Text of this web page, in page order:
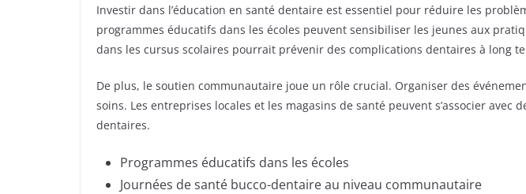
Investir dans l’éducation en santé dentaire est essentiel pour réduire les
programmes éducatifs dans les écoles peuvent sensibiliser les jeunes aux
dans les cursus scolaires pourrait prévenir des complications dentaires à long
De plus, le soutien communautaire joue un rôle crucial. Organiser des
soins. Les entreprises locales et les magasins de santé peuvent s’associer
dentaires.
Programmes éducatifs dans les écoles
Journées de santé bucco-dentaire au niveau communautaire